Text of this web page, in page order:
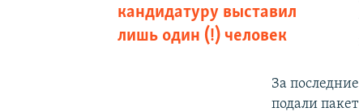
кандидатуру выставил
лишь один (!) человек
За
подали